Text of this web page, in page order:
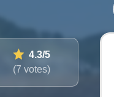
4.3/5
(7 votes)